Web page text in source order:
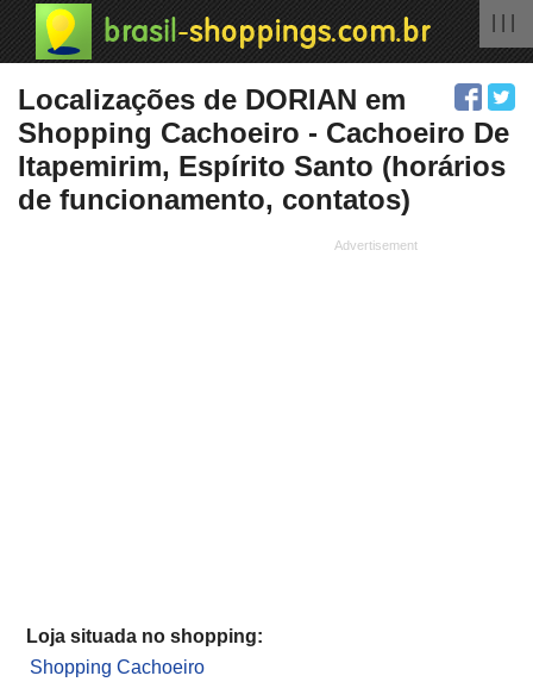
Localizações de DORIAN em
Shopping Cachoeiro - Cachoeiro De
Itapemirim, Espírito Santo (horários
de funcionamento, contatos)
Loja situada no shopping:
Shopping Cachoeiro